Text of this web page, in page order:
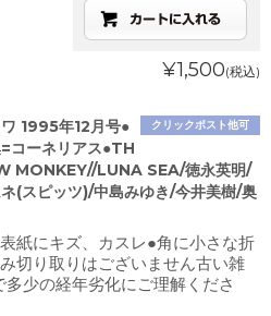
¥1,500(税込)
クリックポスト他可
1995年12月号●
コーネリアス●TH
MONKEY//LUNA SEA/徳永英明/
(スピッツ)/中島みゆき/今井美樹/奥
紙にキズ、カスレ●角に小さな折
切り取りはございません古い雑
多少の経年劣化にご理解くださ